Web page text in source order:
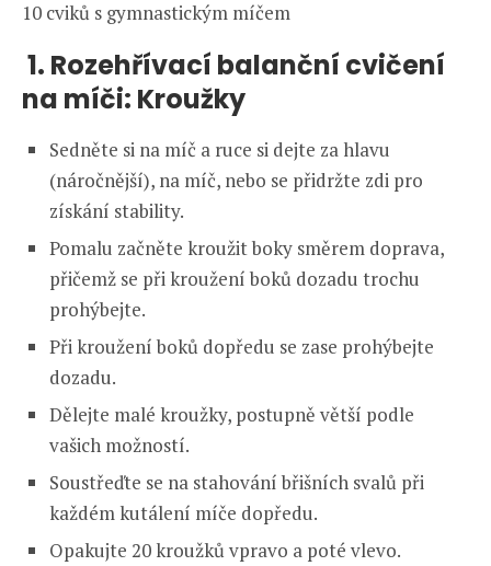
10 cviků s gymnastickým míčem
1. Rozehřívací balanční cvičení
na míči: Kroužky
Sedněte si na míč a ruce si dejte za hlavu
(náročnější), na míč, nebo se přidržte zdi pro
získání stability.
Pomalu začněte kroužit boky směrem doprava,
přičemž se při kroužení boků dozadu trochu
prohýbejte.
Při kroužení boků dopředu se zase prohýbejte
dozadu.
Dělejte malé kroužky, postupně větší podle
vašich možností.
Soustřeďte se na stahování břišních svalů při
každém kutálení míče dopředu.
Opakujte 20 kroužků vpravo a poté vlevo.